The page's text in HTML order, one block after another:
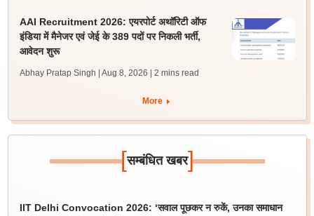
AAI Recruitment 2026: एयरपोर्ट अथॉरिटी ऑफ
इंडिया में मैनेजर एवं जेई के 389 पदों पर निकली भर्ती,
आवेदन शुरू
Abhay Pratap Singh | Aug 8, 2026 | 2 mins read
More
[सम्बंधित खबर]
IIT Delhi Convocation 2026: ‘सवाल पूछकर न रुकें, उनका समाधान